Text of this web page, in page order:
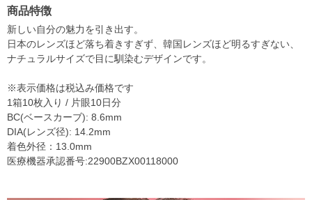
商品特徴
新しい自分の魅力を引き出す。
日本のレンズほど落ち着きすぎず、韓国レンズほど明るすぎない、
ナチュラルサイズで目に馴染むデザインです。
※表示価格は税込み価格です
1箱10枚入り / 片眼10日分
BC(ベースカーブ): 8.6mm
DIA(レンズ径): 14.2mm
着色外径：13.0mm
医療機器承認番号:22900BZX00118000